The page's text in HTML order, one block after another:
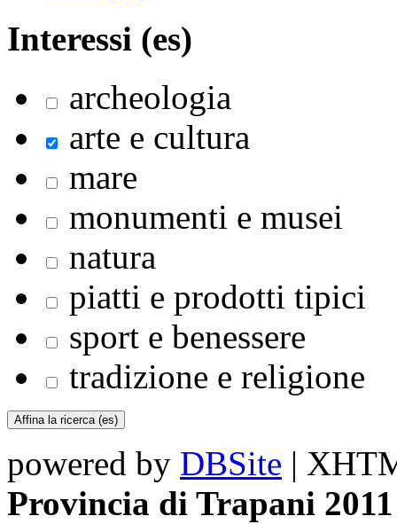
Interessi (es)
archeologia
arte e cultura
mare
monumenti e musei
natura
piatti e prodotti tipici
sport e benessere
tradizione e religione
powered by DBSite |
Provincia di Trapani 2011